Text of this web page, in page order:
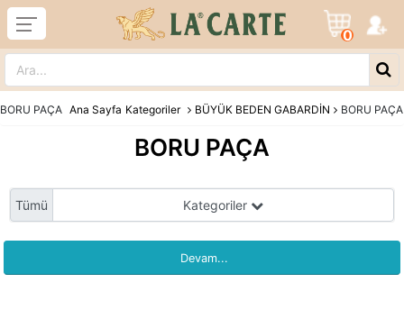
0
BORU PAÇA Ana Sayfa Kategoriler BÜYÜK BEDEN GABARDİN BORU PAÇA
BORU PAÇA
Tümü Kategoriler
Devam...